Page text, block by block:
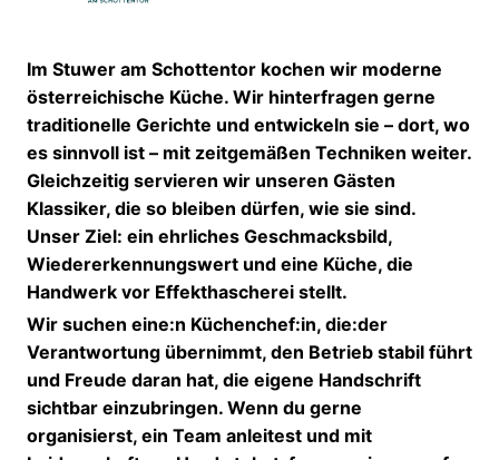
Im Stuwer am Schottentor kochen wir moderne
österreichische Küche. Wir hinterfragen gerne
traditionelle Gerichte und entwickeln sie – dort, wo
es sinnvoll ist – mit zeitgemäßen Techniken weiter.
Gleichzeitig servieren wir unseren Gästen
Klassiker, die so bleiben dürfen, wie sie sind.
Unser Ziel: ein ehrliches Geschmacksbild,
Wiedererkennungswert und eine Küche, die
Handwerk vor Effekthascherei stellt.
Wir suchen eine:n Küchenchef:in, die:der
Verantwortung übernimmt, den Betrieb stabil führt
und Freude daran hat, die eigene Handschrift
sichtbar einzubringen. Wenn du gerne
organisierst, ein Team anleitest und mit